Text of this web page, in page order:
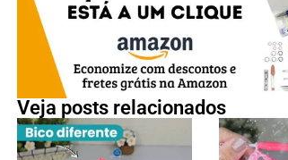
Veja posts relacionados